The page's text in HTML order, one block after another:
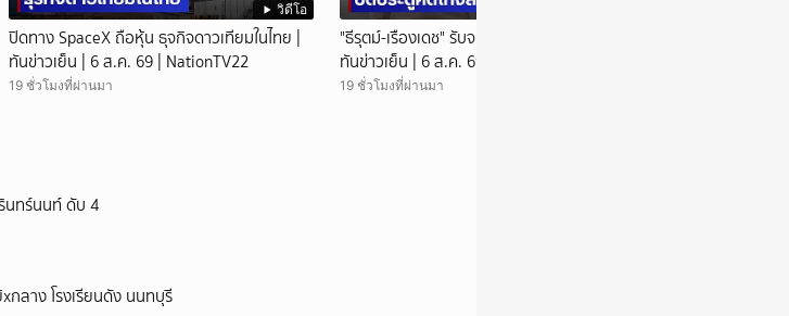
วิดีโอ
ปิดทาง SpaceX ถือหุ้น ธุจกิจดาวเทียมในไทย |
ทันข่าวเย็น | 6 ส.ค. 69 | NationTV22
19 ชั่วโมงที่ผ่านมา
"ธีรุตม์-เรืองเดช" รับจบปิดประตูคดีโกงสอบ ? |
ทันข่าวเย็น | 6 ส.ค. 69 | NationTV22
19 ชั่วโมงที่ผ่านมา
นทร์นนท์ ดับ 4
กลาง โรงเรียนดัง นนทบุรี